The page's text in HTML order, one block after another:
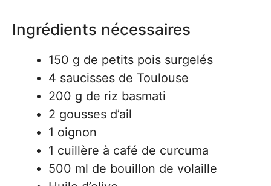
Ingrédients nécessaires
150 g de petits pois surgelés
4 saucisses de Toulouse
200 g de riz basmati
2 gousses d’ail
1 oignon
1 cuillère à café de curcuma
500 ml de bouillon de volaille